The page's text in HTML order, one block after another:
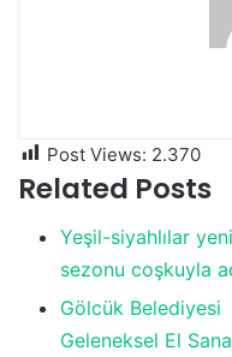
Post Views: 2.370
Related Posts
Yeşil-siyahlılar yeni
sezonu coşkuyla
Gölcük Belediyesi
Geleneksel El